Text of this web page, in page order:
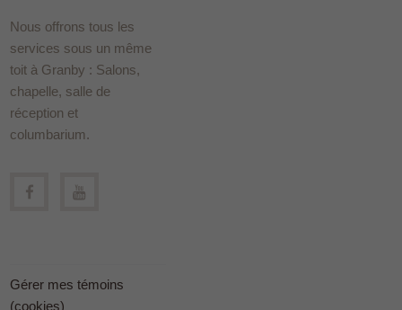
Nous offrons tous les
services sous un même
toit à Granby : Salons,
chapelle, salle de
réception et
columbarium.
Gérer mes témoins
(cookies)